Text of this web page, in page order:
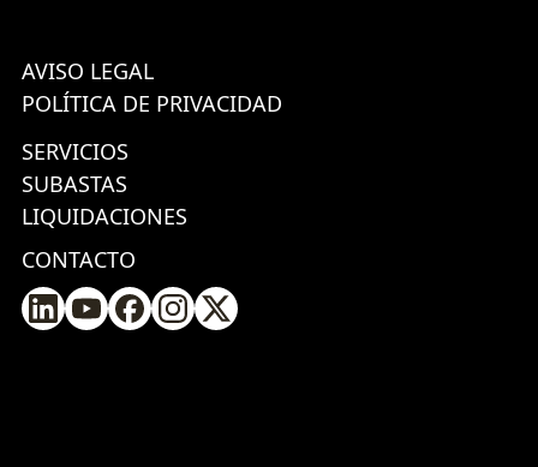
AVISO LEGAL
POLÍTICA DE PRIVACIDAD
SERVICIOS
SUBASTAS
LIQUIDACIONES
CONTACTO